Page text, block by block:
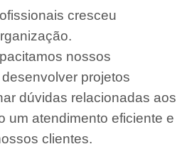
cresceu
nossos
projetos
dúvidas relacionadas aos
um atendimento eficiente e
clientes.